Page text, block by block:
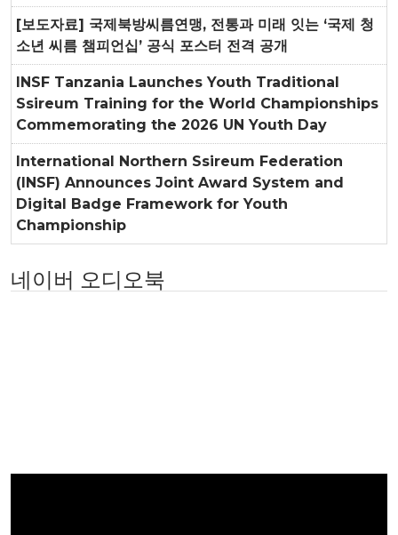
[보도자료] 국제북방씨름연맹, 전통과 미래 잇는 ‘국제 청
소년 씨름 챔피언십’ 공식 포스터 전격 공개
INSF Tanzania Launches Youth Traditional
Ssireum Training for the World Championships
Commemorating the 2026 UN Youth Day
International Northern Ssireum Federation
(INSF) Announces Joint Award System and
Digital Badge Framework for Youth
Championship
네이버 오디오북